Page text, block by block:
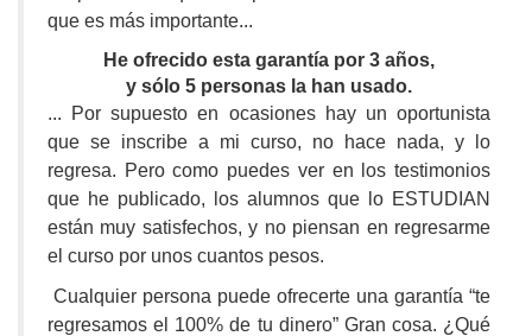
que es más importante...
He ofrecido esta garantía por 3 años,
y sólo 5 personas la han usado.
... Por supuesto en ocasiones hay un oportunista
que se inscribe a mi curso, no hace nada, y lo
regresa. Pero como puedes ver en los testimonios
que he publicado, los alumnos que lo ESTUDIAN
están muy satisfechos, y no piensan en regresarme
el curso por unos cuantos pesos.
Cualquier persona puede ofrecerte una garantía “te
regresamos el 100% de tu dinero” Gran cosa. ¿Qué